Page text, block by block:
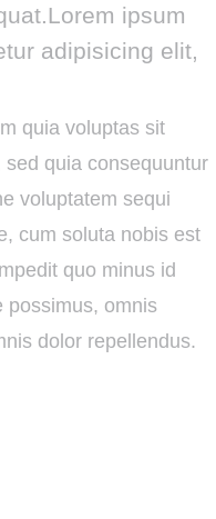
ipsum
adipisicing elit,
quia voluptas sit
quia consequuntur
voluptatem sequi
cum soluta nobis est
quo minus id
possimus, omnis
dolor repellendus.